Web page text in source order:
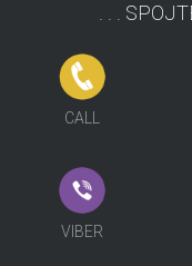
. . .
FCB
CALL
VIBER
VIBER